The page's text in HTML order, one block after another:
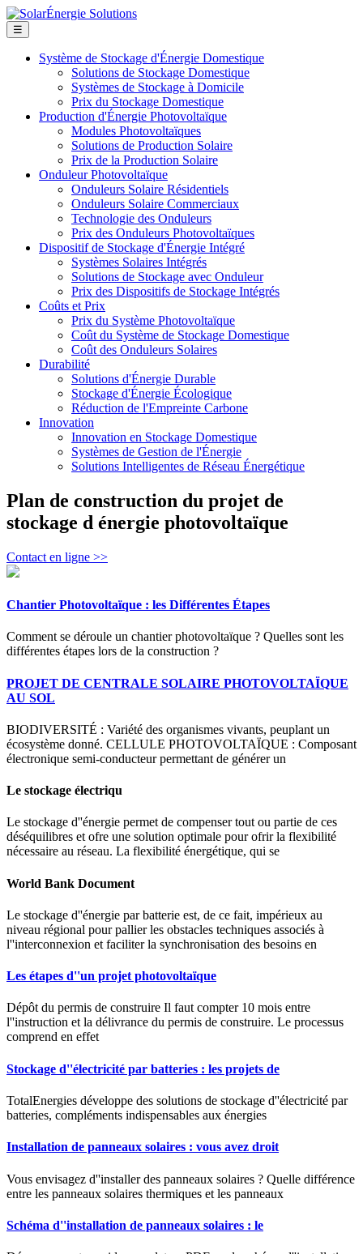
☰
Système de Stockage d'Énergie Domestique
Solutions de Stockage Domestique
Systèmes de Stockage à Domicile
Prix du Stockage Domestique
Production d'Énergie Photovoltaïque
Modules Photovoltaïques
Solutions de Production Solaire
Prix de la Production Solaire
Onduleur Photovoltaïque
Onduleurs Solaire Résidentiels
Onduleurs Solaire Commerciaux
Technologie des Onduleurs
Prix des Onduleurs Photovoltaïques
Dispositif de Stockage d'Énergie Intégré
Systèmes Solaires Intégrés
Solutions de Stockage avec Onduleur
Prix des Dispositifs de Stockage Intégrés
Coûts et Prix
Prix du Système Photovoltaïque
Coût du Système de Stockage Domestique
Coût des Onduleurs Solaires
Durabilité
Solutions d'Énergie Durable
Stockage d'Énergie Écologique
Réduction de l'Empreinte Carbone
Innovation
Innovation en Stockage Domestique
Systèmes de Gestion de l'Énergie
Solutions Intelligentes de Réseau Énergétique
Plan de construction du projet de
stockage d énergie photovoltaïque
Contact en ligne >>
Chantier Photovoltaïque : les Différentes Étapes
Comment se déroule un chantier photovoltaïque ? Quelles sont les
différentes étapes lors de la construction ?
PROJET DE CENTRALE SOLAIRE PHOTOVOLTAÏQUE
AU SOL
BIODIVERSITÉ : Variété des organismes vivants, peuplant un
écosystème donné. CELLULE PHOTOVOLTAÏQUE : Composant
électronique semi-conducteur permettant de générer un
Le stockage électriqu
Le stockage d''énergie permet de compenser tout ou partie de ces
déséquilibres et ofre une solution optimale pour ofrir la flexibilité
nécessaire au réseau. La flexibilité énergétique, qui se
World Bank Document
Le stockage d''énergie par batterie est, de ce fait, impérieux au
niveau régional pour pallier les obstacles techniques associés à
l''interconnexion et faciliter la synchronisation des besoins en
Les étapes d''un projet photovoltaïque
Dépôt du permis de construire Il faut compter 10 mois entre
l''instruction et la délivrance du permis de construire. Le processus
comprend en effet
Stockage d''électricité par batteries : les projets de
TotalEnergies développe des solutions de stockage d''électricité par
batteries, compléments indispensables aux énergies
Installation de panneaux solaires : vous avez droit
Vous envisagez d''installer des panneaux solaires ? Quelle différence
entre les panneaux solaires thermiques et les panneaux
Schéma d''installation de panneaux solaires : le